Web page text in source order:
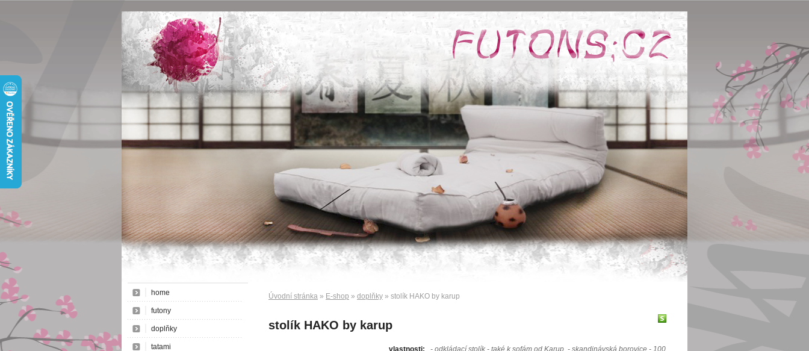
Úvodní stránka » E-shop » doplňky » stolík HAKO by karup
stolík HAKO by karup
vlastnosti: - odkládací stolík - také k sofám od Karup - skandinávská borovice - 100
home
futony
doplňky
tatami